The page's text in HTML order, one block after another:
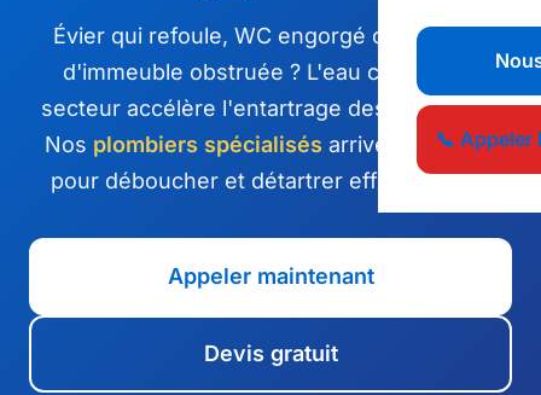
📞 Appeler
Évier qui refoule, WC engorgé ou colonne
d'immeuble obstruée ? L'eau calcaire du
secteur accélère l'entartrage des conduites.
Nos plombiers spécialisés arrivent équipés
pour déboucher et détartrer efficacement.
Appeler maintenant
Devis gratuit